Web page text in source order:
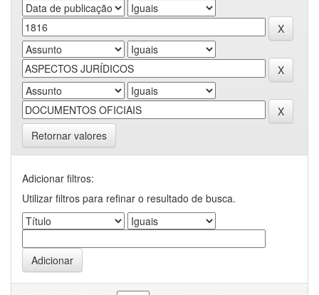
Retornar valores
Adicionar filtros:
Utilizar filtros para refinar o resultado de busca.